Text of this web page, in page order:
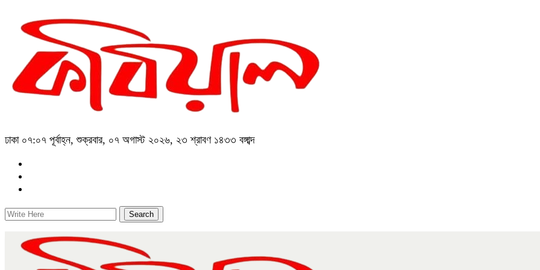
ঢাকা ০৭:০৭ পূর্বাহ্ন, শুক্রবার, ০৭ অগাস্ট ২০২৬, ২৩ শ্রাবণ ১৪৩৩ বঙ্গাব্দ